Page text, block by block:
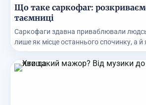
Що таке саркофаг:
таємниці
Саркофаги здавна приваблювали
лише як місце останнього спочинку, а й